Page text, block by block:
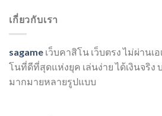
เกี่ยวกับเรา
sagame เว็บคาสิโน เว็บตรง ไม่ผ่านเ
โนที่ดีที่สุดแห่งยุค เล่นง่าย ได้เงินจริง
มากมายหลายรูปแบบ